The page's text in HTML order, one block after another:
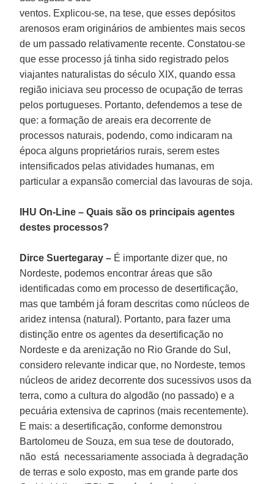
ventos. Explicou-se, na tese, que esses depósitos
arenosos eram originários de ambientes mais secos
de um passado relativamente recente. Constatou-se
que esse processo já tinha sido registrado pelos
viajantes naturalistas do século XIX, quando essa
região iniciava seu processo de ocupação de terras
pelos portugueses. Portanto, defendemos a tese de
que: a formação de areais era decorrente de
processos naturais, podendo, como indicaram na
época alguns proprietários rurais, serem estes
intensificados pelas atividades humanas, em
particular a expansão comercial das lavouras de soja.
IHU On-Line – Quais são os principais agentes
destes processos?
Dirce Suertegaray – É importante dizer que, no
Nordeste, podemos encontrar áreas que são
identificadas como em processo de desertificação,
mas que também já foram descritas como núcleos de
aridez intensa (natural). Portanto, para fazer uma
distinção entre os agentes da desertificação no
Nordeste e da arenização no Rio Grande do Sul,
considero relevante indicar que, no Nordeste, temos
núcleos de aridez decorrente dos sucessivos usos da
terra, como a cultura do algodão (no passado) e a
pecuária extensiva de caprinos (mais recentemente).
E mais: a desertificação, conforme demonstrou
Bartolomeu de Souza, em sua tese de doutorado,
não está necessariamente associada à degradação
de terras e solo exposto, mas em grande parte dos